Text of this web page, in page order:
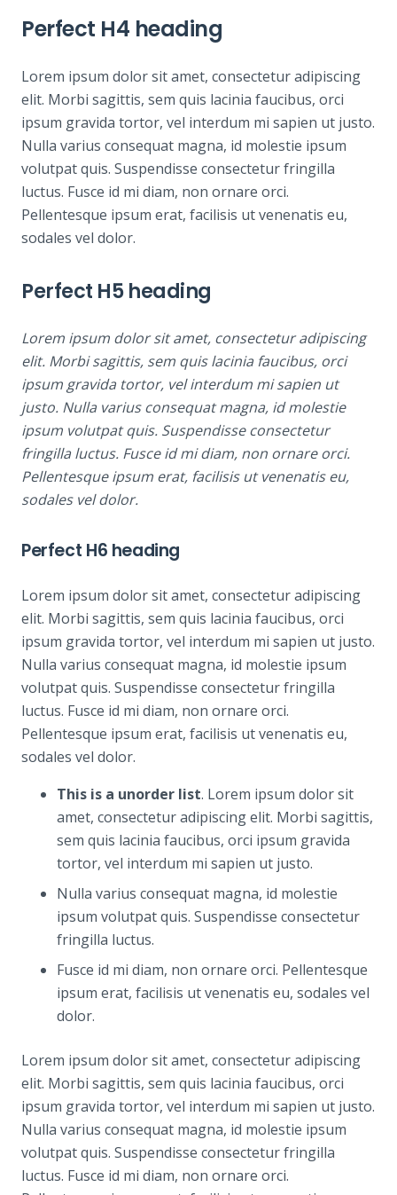
Perfect H4 heading
Lorem ipsum dolor sit amet, consectetur adipiscing
elit. Morbi sagittis, sem quis lacinia faucibus, orci
ipsum gravida tortor, vel interdum mi sapien ut justo.
Nulla varius consequat magna, id molestie ipsum
volutpat quis. Suspendisse consectetur fringilla
luctus. Fusce id mi diam, non ornare orci.
Pellentesque ipsum erat, facilisis ut venenatis eu,
sodales vel dolor.
Perfect H5 heading
Lorem ipsum dolor sit amet, consectetur adipiscing
elit. Morbi sagittis, sem quis lacinia faucibus, orci
ipsum gravida tortor, vel interdum mi sapien ut
justo. Nulla varius consequat magna, id molestie
ipsum volutpat quis. Suspendisse consectetur
fringilla luctus. Fusce id mi diam, non ornare orci.
Pellentesque ipsum erat, facilisis ut venenatis eu,
sodales vel dolor.
Perfect H6 heading
Lorem ipsum dolor sit amet, consectetur adipiscing
elit. Morbi sagittis, sem quis lacinia faucibus, orci
ipsum gravida tortor, vel interdum mi sapien ut justo.
Nulla varius consequat magna, id molestie ipsum
volutpat quis. Suspendisse consectetur fringilla
luctus. Fusce id mi diam, non ornare orci.
Pellentesque ipsum erat, facilisis ut venenatis eu,
sodales vel dolor.
This is a unorder list. Lorem ipsum dolor sit
amet, consectetur adipiscing elit. Morbi sagittis,
sem quis lacinia faucibus, orci ipsum gravida
tortor, vel interdum mi sapien ut justo.
Nulla varius consequat magna, id molestie
ipsum volutpat quis. Suspendisse consectetur
fringilla luctus.
Fusce id mi diam, non ornare orci. Pellentesque
ipsum erat, facilisis ut venenatis eu, sodales vel
dolor.
Lorem ipsum dolor sit amet, consectetur adipiscing
elit. Morbi sagittis, sem quis lacinia faucibus, orci
ipsum gravida tortor, vel interdum mi sapien ut justo.
Nulla varius consequat magna, id molestie ipsum
volutpat quis. Suspendisse consectetur fringilla
luctus. Fusce id mi diam, non ornare orci.